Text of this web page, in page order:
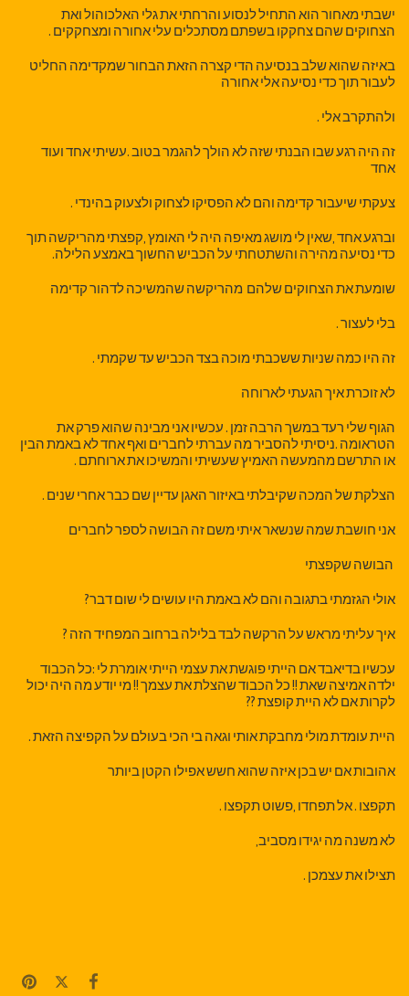
ישבתי מאחור הוא התחיל לנסוע והרחתי את גלי האלכוהול ואת
הצחוקים שהם צחקקו בשפתם מסתכלים עלי אחורה ומצחקקים .
באיזה שהוא שלב בנסיעה הדי קצרה הזאת הבחור שמקדימה החליט
לעבור תוך כדי נסיעה אלי אחורה
ולהתקרב אלי .
זה היה רגע שבו הבנתי שזה לא הולך להגמר בטוב .עשיתי אחד ועוד
אחד
צעקתי שיעבור קדימה והם לא הפסיקו לצחוק ולצעוק בהינדי .
וברגע אחד ,שאין לי מושג מאיפה היה לי האומץ ,קפצתי מהריקשה תוך
כדי נסיעה מהירה והשתטחתי על הכביש החשוך באמצע הלילה.
שומעת את הצחוקים שלהם מהריקשה שהמשיכה לדהור קדימה
בלי לעצור .
זה היו כמה שניות ששכבתי מוכה בצד הכביש עד שקמתי .
לא זוכרת איך הגעתי לארוחה
הגוף שלי רעד במשך הרבה זמן . עכשיו אני מבינה שהוא פרק את
הטראומה .ניסיתי להסביר מה עברתי לחברים ואף אחד לא באמת הבין
או התרשם מהמעשה האמיץ שעשיתי והמשיכו את ארוחתם .
הצלקת של המכה שקיבלתי באיזור האגן עדיין שם כבר אחרי שנים .
אני חושבת שמה שנשאר איתי משם זה הבושה לספר לחברים
הבושה שקפצתי
אולי הגזמתי בתגובה והם לא באמת היו עושים לי שום דבר?
איך עליתי מראש על הרקשה לבד בלילה ברחוב המפחיד הזה ?
עכשיו בדיאבד אם הייתי פוגשת את עצמי הייתי אומרת לי :כל הכבוד
ילדה אמיצה שאת !! כל הכבוד שהצלת את עצמך !! מי יודע מה היה יכול
לקרות אם לא היית קופצת ??
היית עומדת מולי מחבקת אותי וגאה בי הכי בעולם על הקפיצה הזאת .
אהובות אם יש בכן איזה שהוא חשש אפילו הקטן ביותר
תקפצו . אל תפחדו ,פשוט תקפצו .
לא משנה מה יגידו מסביב,
תצילו את עצמכן .